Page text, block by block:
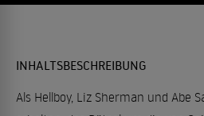
INHALTSBESCHREIBUNG
Als Hellboy, Liz Sherman und Abe